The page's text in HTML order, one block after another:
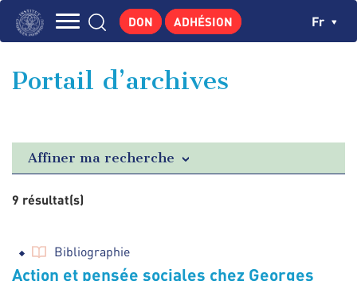
Aller
principale
GEORGES POMPIDOU
PUBLICATIONS
ACTUALITÉS
DON ADHÉSION Fr
Portail d’archives
Affiner ma recherche
9 résultat(s)
Bibliographie
Action et pensée sociales chez Georges
Panneau de gestion des cookies